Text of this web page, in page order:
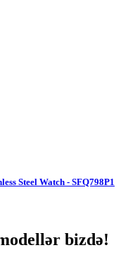
Steel Watch - SFQ798P1
bizdə!